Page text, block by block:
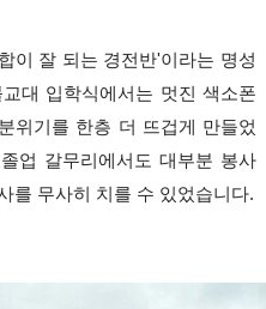
이 잘 되는 경전반'이라는 명성
대 입학식에서는 멋진 색소폰
위기를 한층 더 뜨겁게 만들었
업 갈무리에서도 대부분 봉사
를 무사히 치를 수 있었습니다.